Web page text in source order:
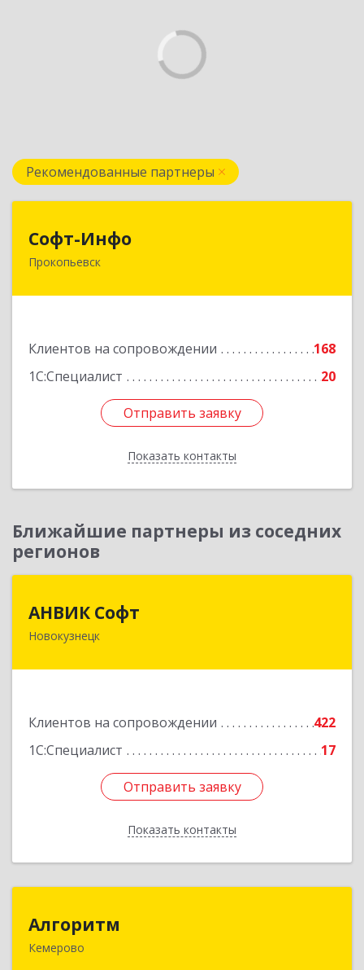
Рекомендованные партнеры
Софт-Инфо
Прокопьевск
Клиентов на сопровождении
168
1С:Специалист
20
Отправить заявку
Показать контакты
653039, Кемеровская область - Кузбасс,
Подробнее
Отправить заявку
Назад
Ближайшие партнеры из соседних
регионов
АНВИК Софт
Новокузнецк
Клиентов на сопровождении
422
1С:Специалист
17
Отправить заявку
Показать контакты
654079, Кемеровская область - Кузбасс,
Отправить заявку
Назад
Алгоритм
Кемерово